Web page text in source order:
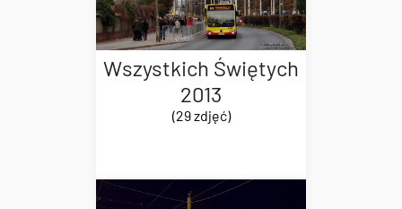
Wszystkich Świętych
2013
(29 zdjęć)